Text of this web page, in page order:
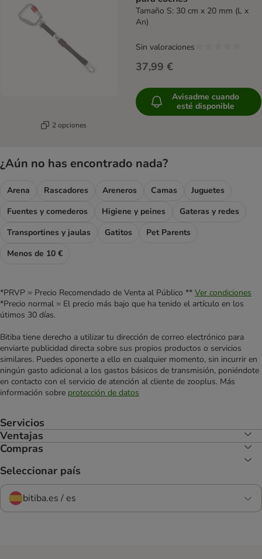
2 opciones
Tamaño S: 30 cm x 20 mm (L x
An)
37,99 €
Sin valoraciones
Avisadme cuando
esté disponible
¿Aún no has encontrado nada?
Arena Rascadores Areneros Camas
Juguetes
Fuentes y comederos
Higiene y peines
Gateras y redes
Transportines y jaulas
Gatitos
Pet Parents
Menos de 10 €
*PRVP = Precio Recomendado de Venta al Público ** Ver condiciones
*Precio normal = El precio más bajo que ha tenido el artículo en los
útimos 30 días.
Bitiba tiene derecho a utilizar tu dirección de correo electrónico para
enviarte publicidad directa sobre sus propios productos o servicios
similares. Puedes oponerte a ello en cualquier momento, sin incurrir en
ningún gasto adicional a los gastos básicos de transmisión, poniéndote
en contacto con el servicio de atención al cliente de zooplus. Más
información sobre protección de datos
Servicios
Ventajas
Compras
Seleccionar país
bitiba.es / es